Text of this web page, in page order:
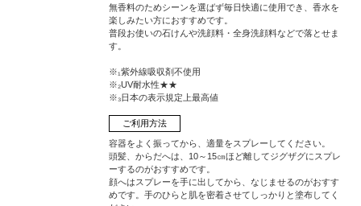
無香料のためシーンを選ばず毎日快適に使用でき、香水を
楽しみたい方におすすめです。
普段お使いの石けんや洗顔料・全身洗顔料などで落とせま
す。
※₁紫外線吸収剤不使用
※₂UV耐水性★★
※₃日本の表示規定上最高値
ご利用方法
容器をよく振ってから、適量をスプレーしてください。
頭髪、からだへは、10～15㎝ほど離してジグザグにスプレ
ーするのがおすすめです。
顔へはスプレーを手に出してから、なじませるのがおすす
めです。手のひらと肌を密着させてしっかりと塗布してく